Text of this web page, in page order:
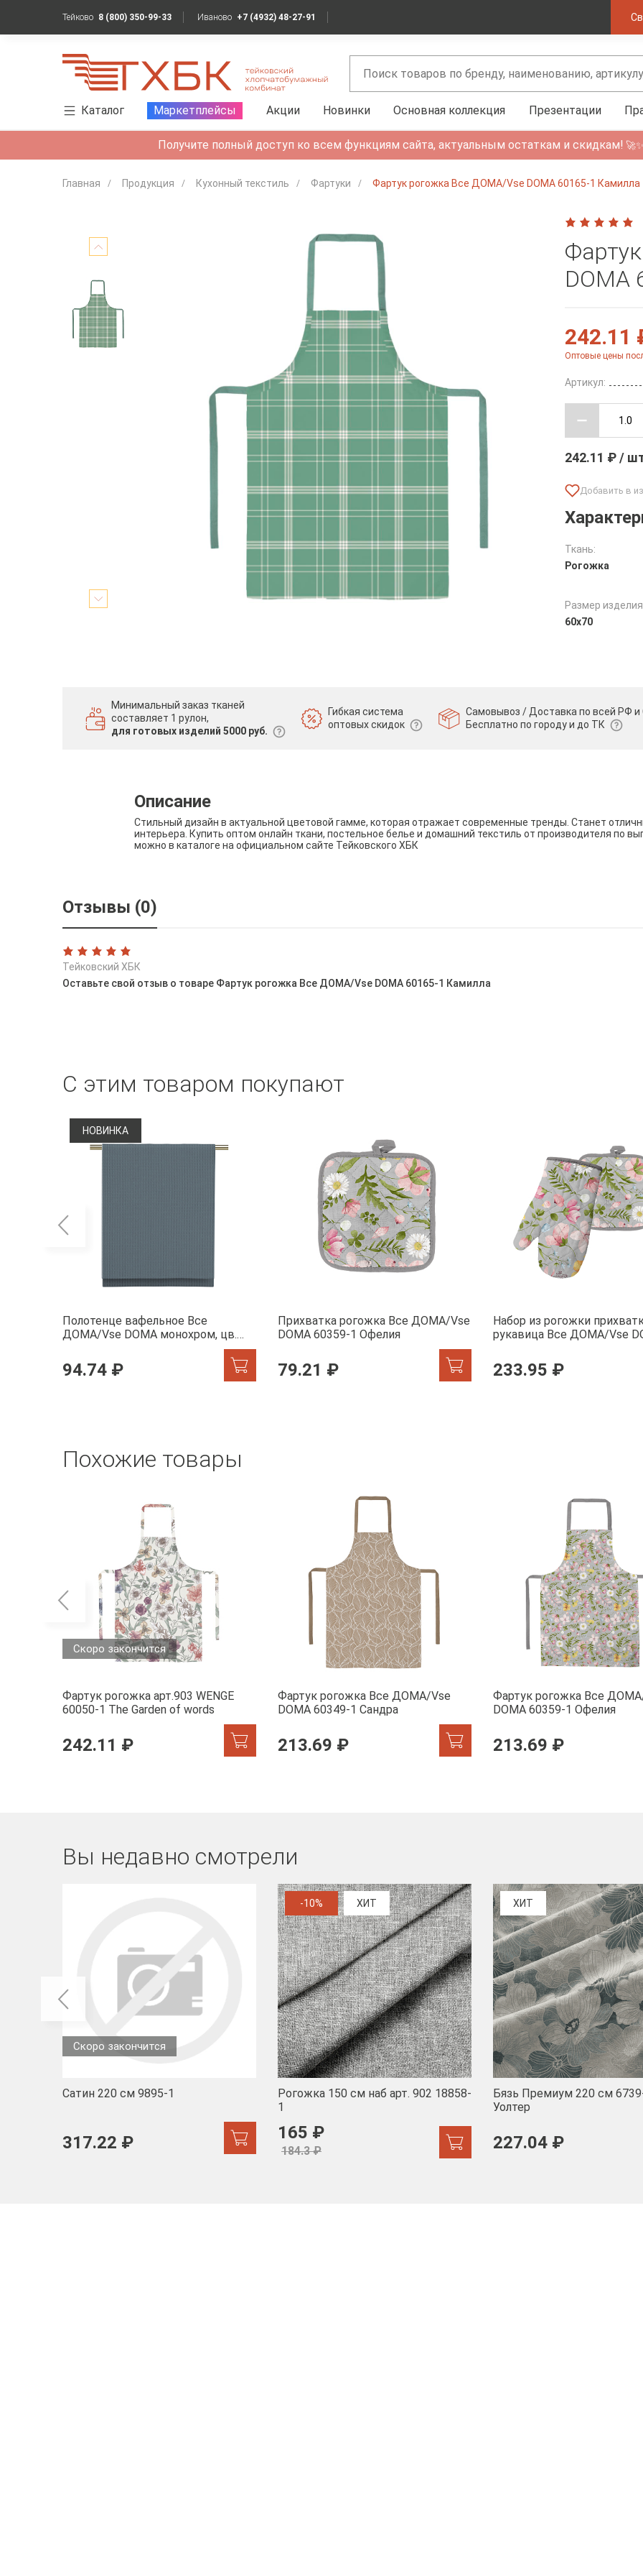
Тейково 8 (800) 350-99-33 Иваново +7 (4932) 48-27-91
Каталог Маркетплейсы Акции Новинки Основная коллекция Презентации
Получите полный доступ ко всем функциям сайта, актуальным остаткам и скидкам! 🚀✨
Главная Продукция Кухонный текстиль Фартуки Фартук рогожка Все ДОМА/Vse DOMA 60165-1 Камилла
DOMA
242.11
Оптовые цены
Артикул:
242.11 ₽ /
Ткань:
Рогожка
Размер
60х70
Минимальный заказ тканей
составляет 1 рулон,
для готовых изделий 5000 руб.
Гибкая система
оптовых скидок
Самовывоз / Доставка по всей РФ и
Бесплатно по городу и до ТК
Описание
Стильный дизайн в актуальной цветовой гамме, которая отражает современные тренды. Станет
интерьера. Купить оптом онлайн ткани, постельное белье и домашний текстиль от производителя по
можно в каталоге на официальном сайте Тейковского ХБК
Отзывы (0)
Тейковский ХБК
Оставьте свой отзыв о товаре Фартук рогожка Все ДОМА/Vse DOMA 60165-1 Камилла
С этим товаром покупают
НОВИНКА
Полотенце вафельное Все
ДОМА/Vse DOMA монохром, цв.
серо-голубой, 60385-2 Колорит
94.74 ₽
Прихватка рогожка Все ДОМА/Vse
DOMA 60359-1 Офелия
79.21 ₽
Набор из рогожки
рукавица Все ДОМА/Vse
233.95 ₽
Похожие товары
Скоро закончится
Фартук рогожка арт.903 WENGE
60050-1 The Garden of words
242.11 ₽
Фартук рогожка Все ДОМА/Vse
DOMA 60349-1 Сандра
213.69 ₽
Фартук рогожка Все
DOMA 60359-1 Офелия
213.69 ₽
Вы недавно смотрели
Скоро закончится
Сатин 220 см 9895-1
317.22 ₽
-10% ХИТ
Рогожка 150 см наб арт. 902 18858-
1
165 ₽
184.3 ₽
ХИТ
Бязь Премиум 220 см
Уолтер
227.04 ₽